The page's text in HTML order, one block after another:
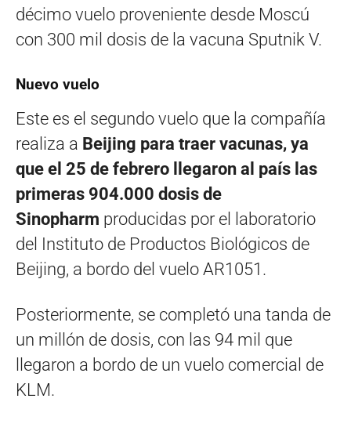
décimo vuelo proveniente desde Moscú
con 300 mil dosis de la vacuna Sputnik V.
Nuevo vuelo
Este es el segundo vuelo que la compañía
realiza a Beijing para traer vacunas, ya
que el 25 de febrero llegaron al país las
primeras 904.000 dosis de
Sinopharm producidas por el laboratorio
del Instituto de Productos Biológicos de
Beijing, a bordo del vuelo AR1051.
Posteriormente, se completó una tanda de
un millón de dosis, con las 94 mil que
llegaron a bordo de un vuelo comercial de
KLM.